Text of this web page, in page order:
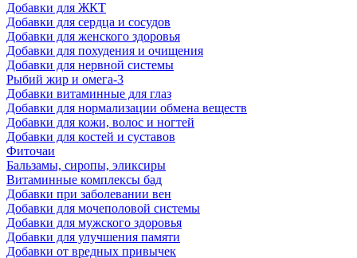
Добавки для ЖКТ
Добавки для сердца и сосудов
Добавки для женского здоровья
Добавки для похудения и очищения
Добавки для нервной системы
Рыбий жир и омега-3
Добавки витаминные для глаз
Добавки для нормализации обмена веществ
Добавки для кожи, волос и ногтей
Добавки для костей и суставов
Фиточаи
Бальзамы, сиропы, эликсиры
Витаминные комплексы бад
Добавки при заболевании вен
Добавки для мочеполовой системы
Добавки для мужского здоровья
Добавки для улучшения памяти
Добавки от вредных привычек